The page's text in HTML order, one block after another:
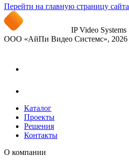
Перейти на главную страницу сайта
IP Video Systems
ООО «АйПи Видео Системс», 2026
Каталог
Проекты
Решения
Контакты
О компании